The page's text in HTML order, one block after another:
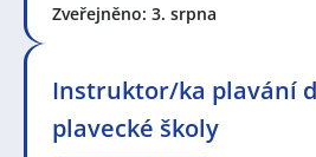
Zveřejněno: 3. srpna
Instruktor/ka plavání
plavecké školy